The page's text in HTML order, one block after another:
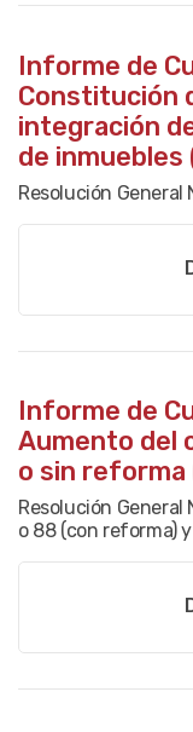
Informe de
Constitución
integración
de inmuebles
Resolución
Informe de
Aumento del
o sin reforma
Resolución
o 88 (con reforma)